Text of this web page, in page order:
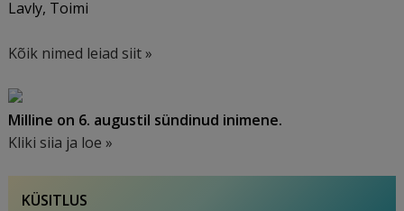
Lavly, Toimi
Kõik nimed leiad siit »
Milline on 6. augustil sündinud inimene.
Kliki siia ja loe »
KÜSITLUS